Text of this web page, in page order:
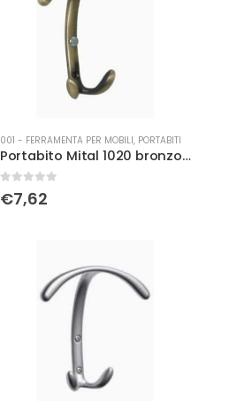
001 - FERRAMENTA PER MOBILI, PORTABITI
Portabito Mital 1020 bronzo opaco
Su 5
€7,62